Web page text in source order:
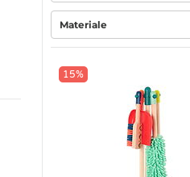
Materiale
15%